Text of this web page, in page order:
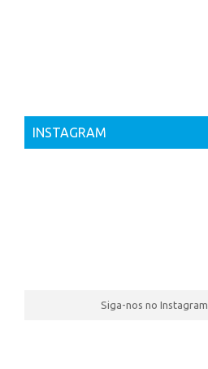
INSTAGRAM
Siga-nos no Instagram